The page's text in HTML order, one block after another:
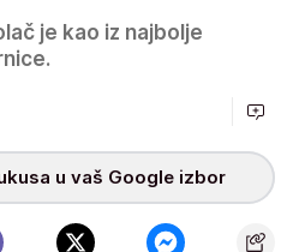
je kao iz najbolje
u vaš Google izbor